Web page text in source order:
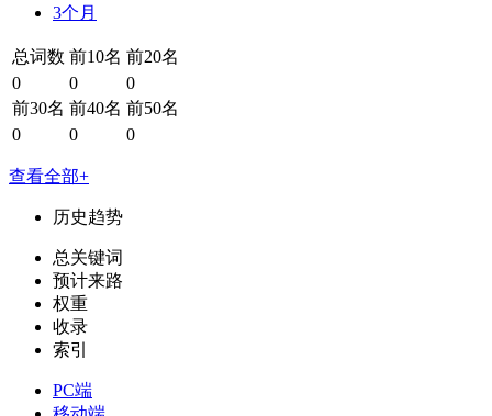
3个月
总词数 前10名 前20名
0
0
0
前30名 前40名 前50名
0
0 0
查看全部+
历史趋势
总关键词
预计来路
权重
收录
索引
PC端